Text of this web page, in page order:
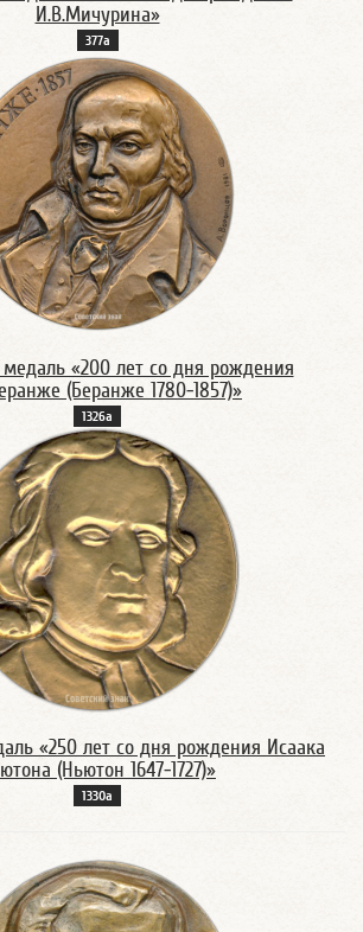
И.В.Мичурина»
377а
медаль «200 лет со дня рождения
(Беранже 1780-1857)»
1326а
«250 лет со дня рождения Исаака
(Ньютон 1647-1727)»
1330а